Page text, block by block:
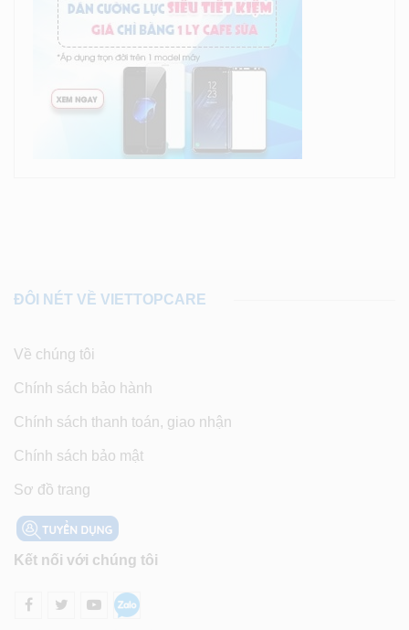
ĐÔI NÉT VỀ VIETTOPCARE
Về chúng tôi
Chính sách bảo hành
Chính sách thanh toán, giao nhận
Chính sách bảo mật
Sơ đồ trang
Kết nối với chúng tôi